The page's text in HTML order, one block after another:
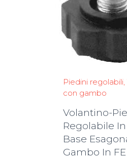
Piedini regolabili
con gambo
Volantino-
Regolabile In
Base
Gambo In FE